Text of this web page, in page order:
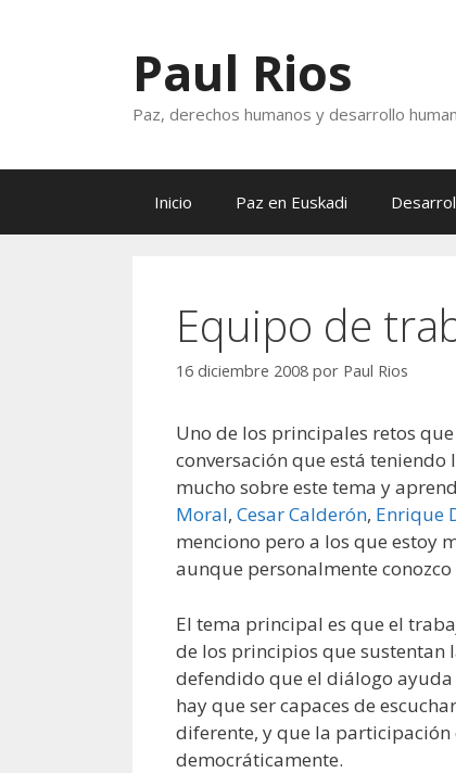
Paul Rios
Paz, derechos humanos y desarrollo
Inicio Paz en Euskadi
Equipo de
16 diciembre 2008 por Paul Rios
Uno de los principales retos
conversación que está teniendo
mucho sobre este tema y
Moral, Cesar Calderón, Enrique
menciono pero a los que estoy
aunque personalmente
El tema principal es que el
de los principios que sustentan
defendido que el diálogo
hay que ser capaces de
diferente, y que la
democráticamente.